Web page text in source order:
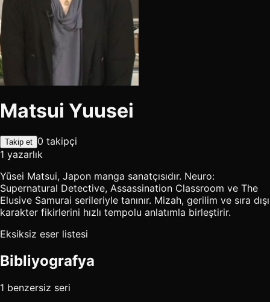
Matsui Yuusei
Takip et 0 takipçi
1 yazarlık
Yūsei Matsui, Japon manga sanatçısıdır. Neuro:
Supernatural Detective, Assassination Classroom ve The
Elusive Samurai serileriyle tanınır. Mizah, gerilim ve sıra dışı
karakter fikirlerini hızlı tempolu anlatımla birleştirir.
Eksiksiz eser listesi
Bibliyografya
1 benzersiz seri